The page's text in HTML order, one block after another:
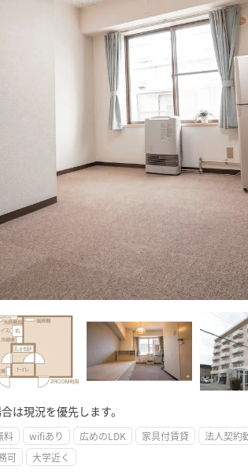
は現況を優先します。
料 wifiあり 広めのLDK 家具付賃貸 法人契約
可 大学近く